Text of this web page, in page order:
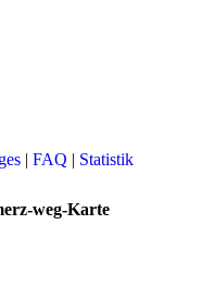
| FAQ | Statistik
weg-Karte